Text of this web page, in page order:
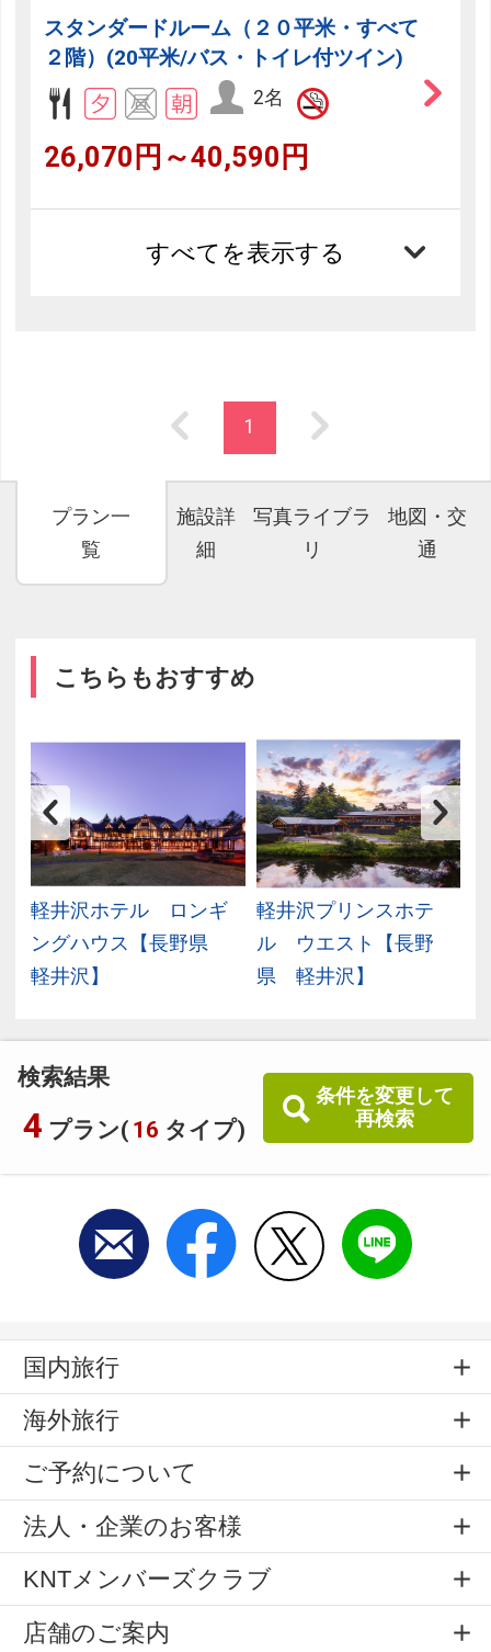
検索結果
4 プラン( 16 タイプ)
条件を変更して
再検索
スタンダードルーム（２０平米・すべて
２階）(20平米/バス・トイレ付ツイン)
2名
26,070円～40,590円
すべてを表示する
1
プラン一
覧
施設詳
細
写真ライブラ
リ
地図・交
通
こちらもおすすめ
軽井沢ホテル ロンギ
ングハウス【長野県
軽井沢】
軽井沢プリンスホテ
ル ウエスト【長野
県 軽井沢】
国内旅行
海外旅行
ご予約について
法人・企業のお客様
KNTメンバーズクラブ
店舗のご案内